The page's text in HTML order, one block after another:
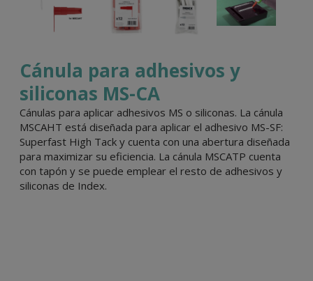
Cánula para adhesivos y
siliconas MS-CA
Cánulas para aplicar adhesivos MS o siliconas. La cánula
MSCAHT está diseñada para aplicar el adhesivo MS-SF:
Superfast High Tack y cuenta con una abertura diseñada
para maximizar su eficiencia. La cánula MSCATP cuenta
con tapón y se puede emplear el resto de adhesivos y
siliconas de Index.